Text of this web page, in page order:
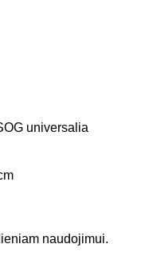
universalia
naudojimui.